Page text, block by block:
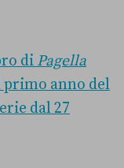
di Pagella
anno del
dal 27